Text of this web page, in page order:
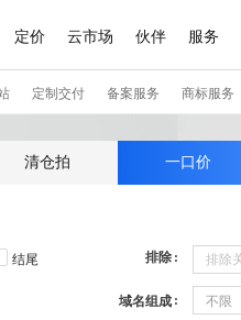
清仓拍 一口价
结尾 排除
域名组成 不限